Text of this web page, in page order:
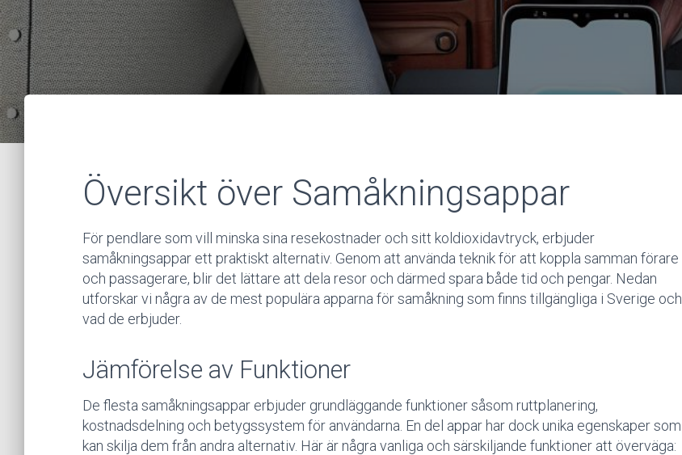
Översikt över Samåkningsappar
För pendlare som vill minska sina resekostnader och sitt koldioxidavtryck, erbjuder
samåkningsappar ett praktiskt alternativ. Genom att använda teknik för att koppla samman förare
och passagerare, blir det lättare att dela resor och därmed spara både tid och pengar. Nedan
utforskar vi några av de mest populära apparna för samåkning som finns tillgängliga i Sverige och
vad de erbjuder.
Jämförelse av Funktioner
De flesta samåkningsappar erbjuder grundläggande funktioner såsom ruttplanering,
kostnadsdelning och betygssystem för användarna. En del appar har dock unika egenskaper som
kan skilja dem från andra alternativ. Här är några vanliga och särskiljande funktioner att överväga: